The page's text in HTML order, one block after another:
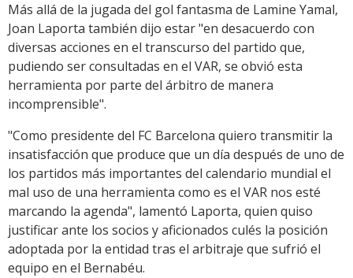
Más allá de la jugada del gol fantasma de Lamine Yamal,
Joan Laporta también dijo estar "en desacuerdo con
diversas acciones en el transcurso del partido que,
pudiendo ser consultadas en el VAR, se obvió esta
herramienta por parte del árbitro de manera
incomprensible".
"Como presidente del FC Barcelona quiero transmitir la
insatisfacción que produce que un día después de uno de
los partidos más importantes del calendario mundial el
mal uso de una herramienta como es el VAR nos esté
marcando la agenda", lamentó Laporta, quien quiso
justificar ante los socios y aficionados culés la posición
adoptada por la entidad tras el arbitraje que sufrió el
equipo en el Bernabéu.